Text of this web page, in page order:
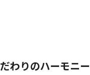
わりのハーモニー